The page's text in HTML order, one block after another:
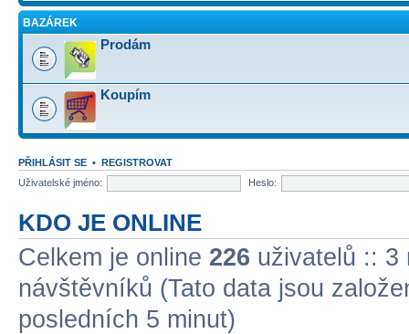
BAZÁREK
Prodám
Koupím
PŘIHLÁSIT SE • REGISTROVAT
Uživatelské jméno:
Heslo:
KDO JE ONLINE
Celkem je online 226 uživatelů :: 3
návštěvníků (Tato data jsou
posledních 5 minut)